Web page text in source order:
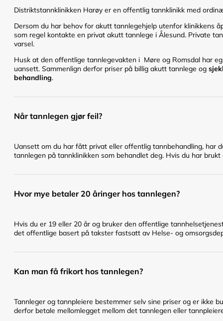
Distriktstannklinikken Harøy er en offentlig tannklinikk med
Dersom du har behov for akutt tannlegehjelp utenfor klinikkens
som regel kontakte en privat akutt tannlege i Ålesund. Private
varsel.
Husk at den offentlige tannlegevakten i Møre og Romsdal har
uansett. Sammenlign derfor priser på billig akutt tannlege og
behandling.
Når tannlegen gjør feil?
Uansett om du har fått privat eller offentlig tannbehandling, har
tannlegen på tannklinikken som behandlet deg. Hvis du har
Hvor mye betaler 20 åringer hos tannlegen?
Hvis du er 19 eller 20 år og bruker den offentlige
det offentlige basert på takster fastsatt av Helse- og
Kan man få frikort hos tannlegen?
Tannleger og tannpleiere bestemmer selv sine priser og er ikke
derfor betale mellomlegget mellom det tannlegen eller